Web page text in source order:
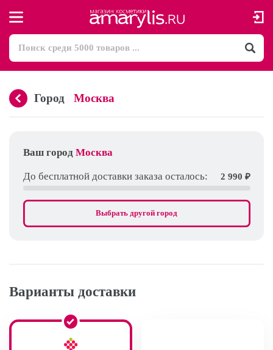
Город Москва
Ваш город Москва
До бесплатной доставки заказа осталось: 2 990 ₽
Выбрать другой город
Варианты доставки